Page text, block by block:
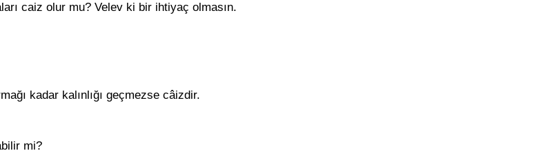
caiz olur mu? Velev ki bir ihtiyaç olmasın.
kadar kalınlığı geçmezse câizdir.
mi?